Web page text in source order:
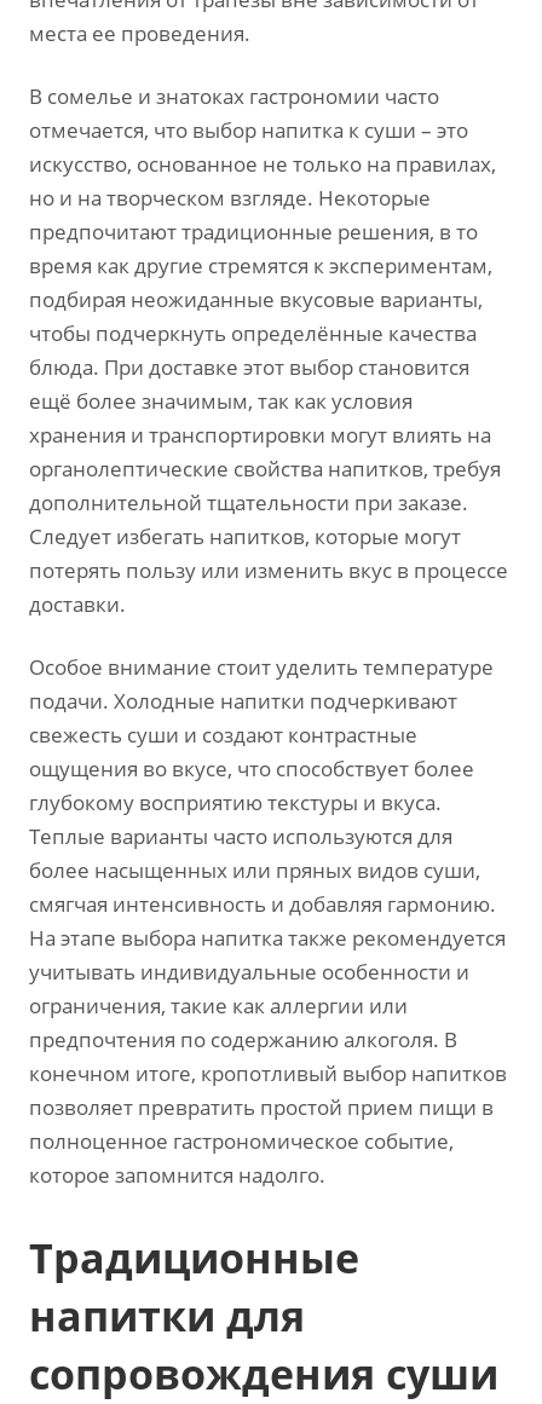
места ее проведения.
В сомелье и знатоках гастрономии часто
отмечается, что выбор напитка к суши – это
искусство, основанное не только на правилах,
но и на творческом взгляде. Некоторые
предпочитают традиционные решения, в то
время как другие стремятся к экспериментам,
подбирая неожиданные вкусовые варианты,
чтобы подчеркнуть определённые качества
блюда. При доставке этот выбор становится
ещё более значимым, так как условия
хранения и транспортировки могут влиять на
органолептические свойства напитков, требуя
дополнительной тщательности при заказе.
Следует избегать напитков, которые могут
потерять пользу или изменить вкус в процессе
доставки.
Особое внимание стоит уделить температуре
подачи. Холодные напитки подчеркивают
свежесть суши и создают контрастные
ощущения во вкусе, что способствует более
глубокому восприятию текстуры и вкуса.
Теплые варианты часто используются для
более насыщенных или пряных видов суши,
смягчая интенсивность и добавляя гармонию.
На этапе выбора напитка также рекомендуется
учитывать индивидуальные особенности и
ограничения, такие как аллергии или
предпочтения по содержанию алкоголя. В
конечном итоге, кропотливый выбор напитков
позволяет превратить простой прием пищи в
полноценное гастрономическое событие,
которое запомнится надолго.
Традиционные
напитки для
сопровождения суши